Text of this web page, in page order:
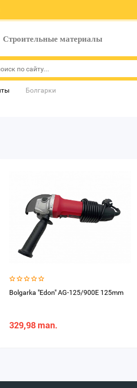
Строительные материалы
Болгарки
Bolgarka "Edon" AG-125/900E 125mm
329,98 man.